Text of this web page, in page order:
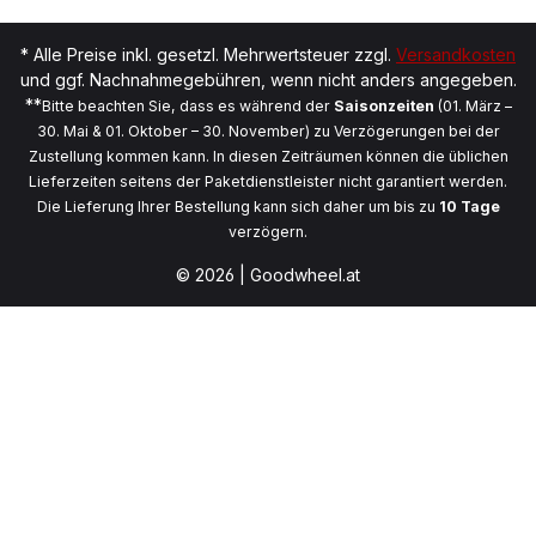
* Alle Preise inkl. gesetzl. Mehrwertsteuer zzgl. Versandkosten
und ggf. Nachnahmegebühren, wenn nicht anders angegeben.
**Bitte beachten Sie, dass es während der Saisonzeiten (01. März –
30. Mai & 01. Oktober – 30. November) zu Verzögerungen bei der
Zustellung kommen kann. In diesen Zeiträumen können die üblichen
Lieferzeiten seitens der Paketdienstleister nicht garantiert werden.
Die Lieferung Ihrer Bestellung kann sich daher um bis zu 10 Tage
verzögern.
© 2026 | Goodwheel.at